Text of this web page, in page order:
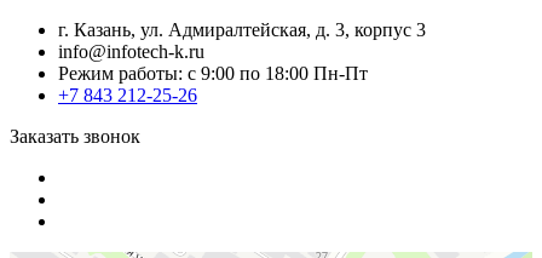
г. Казань, ул. Адмиралтейская, д. 3, корпус 3
info@infotech-k.ru
Режим работы: с 9:00 по 18:00 Пн-Пт
+7 843 212-25-26
Заказать звонок